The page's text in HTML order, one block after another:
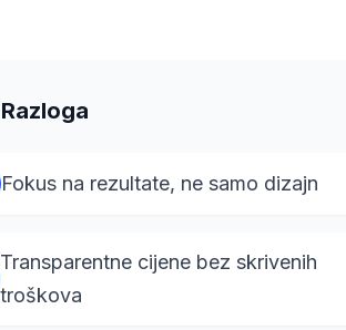
Fokus na rezultate, ne samo dizajn
Transparentne cijene bez skrivenih
troškova